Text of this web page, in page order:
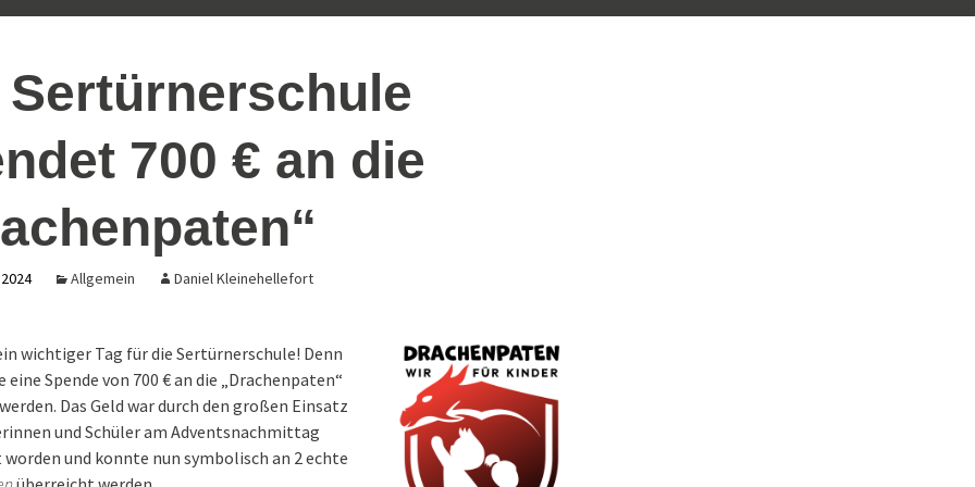
25-11-
– 80 (+)
Therapieangebote
Präventionskonzept
sexualisierte Gewalt
Schritte zur
Berufsvorbereitung mit
Praxisbezug
Sertürnerschule
700 € an die
Allgemein Daniel Kleinehellefort
wichtiger Tag für die Sertürnerschule! Denn
Spende von 700 € an die „Drachenpaten“
Das Geld war durch den großen Einsatz
und Schüler am Adventsnachmittag
und konnte nun symbolisch an 2 echte